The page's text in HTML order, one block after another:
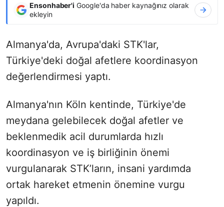
Ensonhaber'i Google'da haber kaynağınız olarak
ekleyin
Almanya'da, Avrupa'daki STK'lar,
Türkiye'deki doğal afetlere koordinasyon
değerlendirmesi yaptı.
Almanya'nın Köln kentinde, Türkiye'de
meydana gelebilecek doğal afetler ve
beklenmedik acil durumlarda hızlı
koordinasyon ve iş birliğinin önemi
vurgulanarak STK’ların, insani yardımda
ortak hareket etmenin önemine vurgu
yapıldı.